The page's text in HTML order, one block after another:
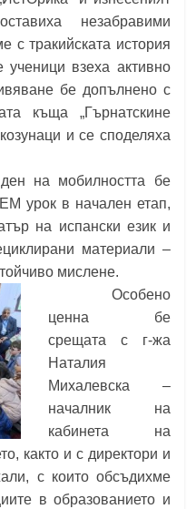
незабравими
с тракийската история
взеха активно
бе допълнено с
къща „Гърнатскине
и се споделяха
на мобилността бе
урок в начален етап,
на испански език и
материали –
мислене.
Особено
ценна бе
срещата с г-жа
Наталия
Михалевска –
началник на
кабинета на
както и с директори и
с които обсъдихме
в образованието и